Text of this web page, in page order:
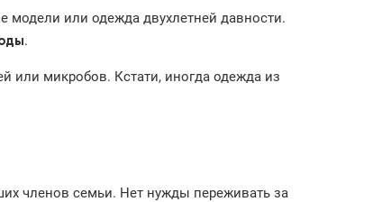
модели или одежда двухлетней давности.
.
или микробов. Кстати, иногда одежда из
членов семьи. Нет нужды переживать за